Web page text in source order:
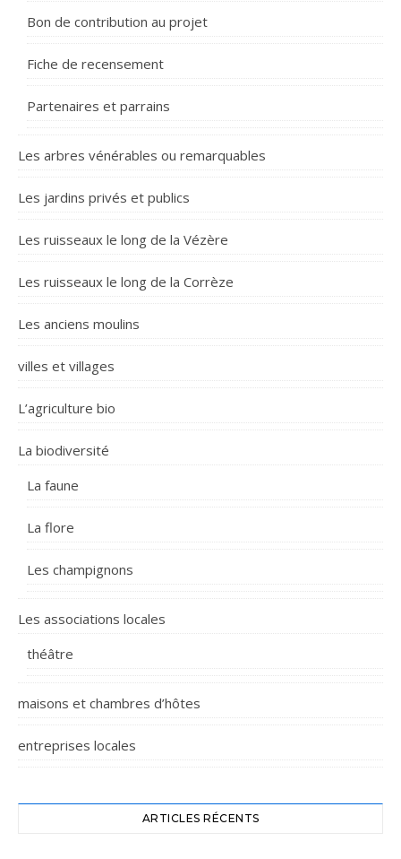
Bon de contribution au projet
Fiche de recensement
Partenaires et parrains
Les arbres vénérables ou remarquables
Les jardins privés et publics
Les ruisseaux le long de la Vézère
Les ruisseaux le long de la Corrèze
Les anciens moulins
villes et villages
L’agriculture bio
La biodiversité
La faune
La flore
Les champignons
Les associations locales
théâtre
maisons et chambres d’hôtes
entreprises locales
ARTICLES RÉCENTS